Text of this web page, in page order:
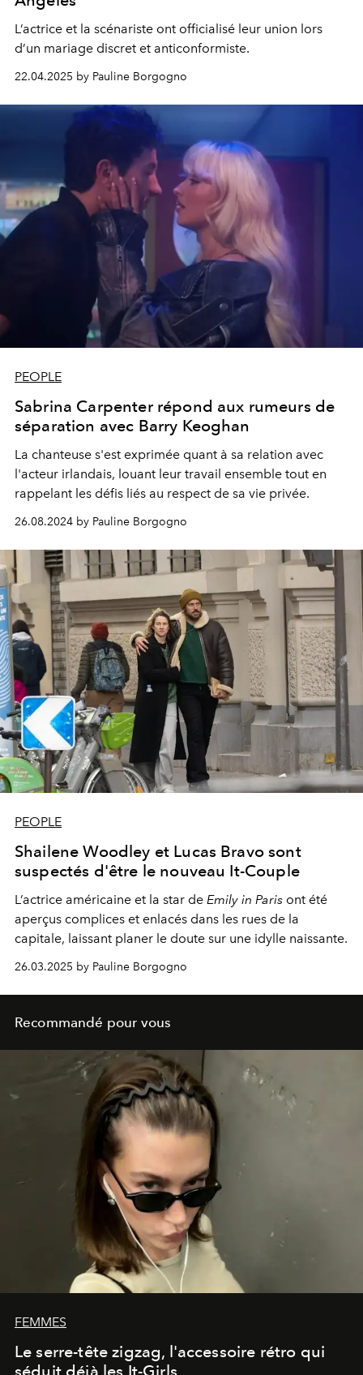
L’actrice et la scénariste ont officialisé leur union lors
d’un mariage discret et anticonformiste.
22.04.2025 by Pauline Borgogno
PEOPLE
Sabrina Carpenter répond aux rumeurs de
séparation avec Barry Keoghan
La chanteuse s'est exprimée quant à sa relation avec
l'acteur irlandais, louant leur travail ensemble tout en
rappelant les défis liés au respect de sa vie privée.
26.08.2024 by Pauline Borgogno
PEOPLE
Shailene Woodley et Lucas Bravo sont
suspectés d'être le nouveau It-Couple
L’actrice américaine et la star de Emily in Paris ont été
aperçus complices et enlacés dans les rues de la
capitale, laissant planer le doute sur une idylle naissante.
26.03.2025 by Pauline Borgogno
Recommandé pour vous
FEMMES
Le serre-tête zigzag, l'accessoire rétro qui